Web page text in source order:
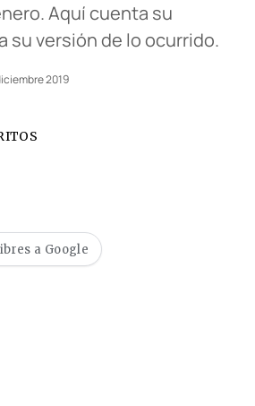
Aquí cuenta su
su versión de lo ocurrido.
2019
a Google